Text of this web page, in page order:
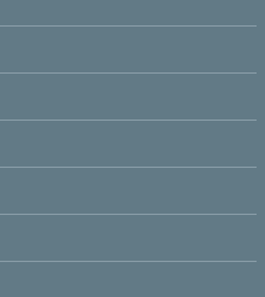
Twitter FacebookYouTube